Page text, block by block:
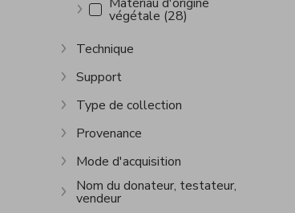
Afficher plus
Matériau d'origine
végétale (28)
Afficher plus
Technique
Afficher plus
Support
Afficher plus
Type de collection
Afficher plus
Provenance
Afficher plus
Mode d'acquisition
Afficher plus
Nom du donateur, testateur,
vendeur